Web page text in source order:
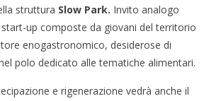
struttura Slow Park. Invito analogo
up composte da giovani del territorio
enogastronomico, desiderose di
polo dedicato alle tematiche alimentari.
e rigenerazione vedrà anche il